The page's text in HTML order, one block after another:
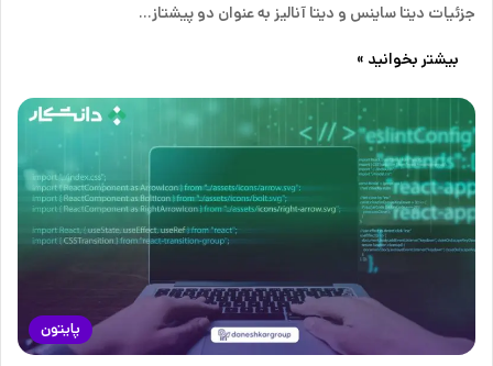
جزئیات دیتا ساینس و دیتا آنالیز به عنوان دو پیشتاز…
بیشتر بخوانید »
پایتون